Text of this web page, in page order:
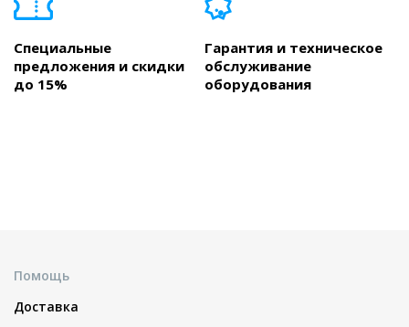
Специальные
предложения и скидки
до 15%
Гарантия и техническое
обслуживание
оборудования
Помощь
Доставка